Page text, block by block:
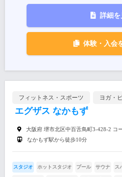
詳細を
体験・入会
フィットネス・スポーツ ヨガ・
エグザス なかもず
大阪府 堺市北区中百舌鳥町3-428-2 コ
なかもず駅から徒歩10分
スタジオ ホットスタジオ プール サウナ ス